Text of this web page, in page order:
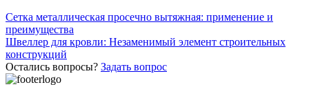
Навигация
по
записям
Сетка металлическая просечно вытяжная: применение и
преимущества
Швеллер для кровли: Незаменимый элемент строительных
конструкций
Остались вопросы? Задать вопрос